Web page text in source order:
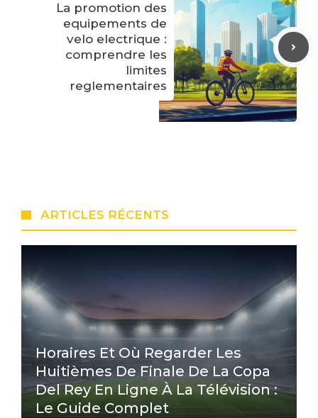
La promotion des
equipements de
velo electrique :
comprendre les
limites
reglementaires
ARTICLES RÉCENTS
Horaires Et Où Regarder Les
Huitièmes De Finale De La Copa
Del Rey En Ligne À La Télévision :
Le Guide Complet